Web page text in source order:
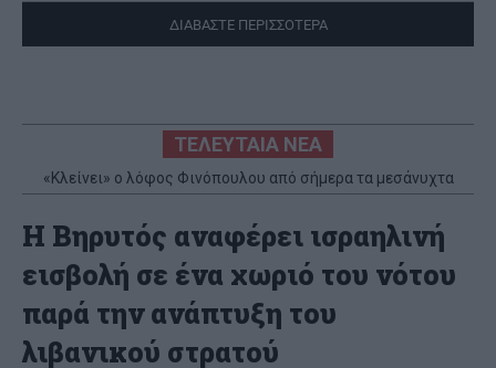
ΔΙΑΒΑΣΤΕ ΠΕΡΙΣΣΟΤΕΡΑ